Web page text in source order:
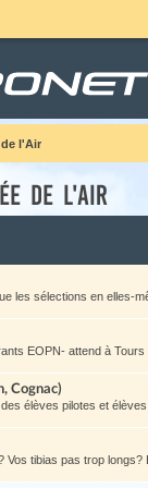
l'Air
de l'Air
les sélections en elles-
EOPN- attend à
Cognac)
élèves pilotes et
tibias pas trop longs?